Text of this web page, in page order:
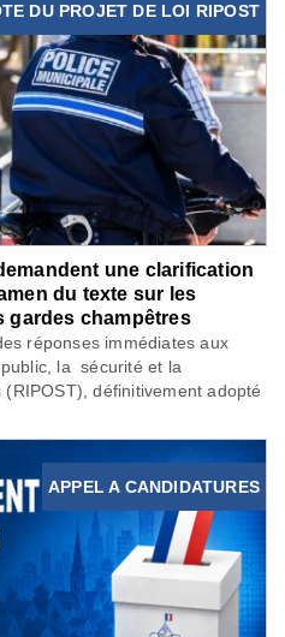
DU PROJET DE LOI RIPOST
une clarification
du texte sur les
gardes champêtres
réponses immédiates aux
la sécurité et la
définitivement adopté
APPEL A CANDIDATURES